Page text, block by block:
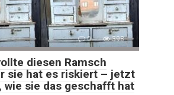
0 398
diesen Ramsch
sie hat es riskiert – jetzt
wie sie das geschafft hat